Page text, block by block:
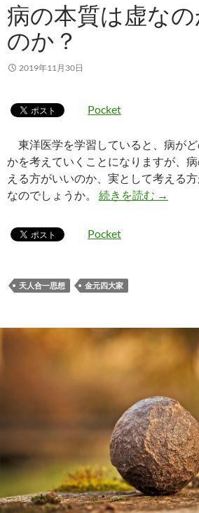
病の本質は虚な
のか？
2019年11月30日
Pocket
東洋医学を学習していると、病が
かを考えていくことになりますが、
える方がいいのか、実として考える
なのでしょうか。 続きを読む 病の本
→
Pocket
天人合一思想 金元四大家